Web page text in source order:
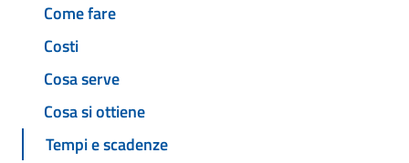
Come fare
Costi
Cosa serve
Cosa si ottiene
Tempi e scadenze